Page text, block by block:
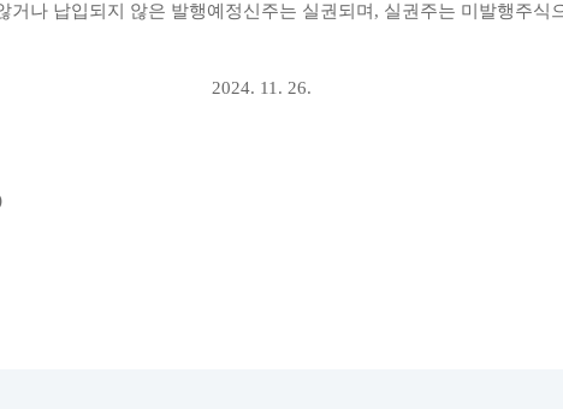
거나 납입되지 않은 발행예정신주는 실권되며 , 실권주는 미발행주식
2024. 11. 26.